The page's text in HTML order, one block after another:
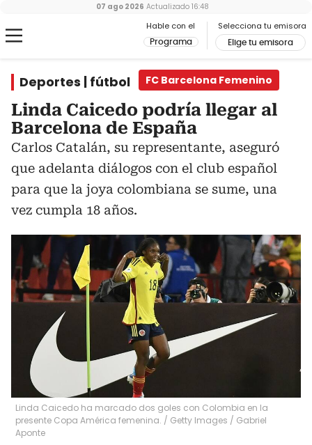
Hable con el
Programa
Selecciona tu emisora
Elige tu emisora
07 ago 2026 Actualizado 16:48
Deportes | fútbol FC Barcelona Femenino
Linda Caicedo podría llegar al
Barcelona de España
Carlos Catalán, su representante, aseguró
que adelanta diálogos con el club español
para que la joya colombiana se sume, una
vez cumpla 18 años.
Linda Caicedo ha marcado dos goles con Colombia en la
presente Copa América femenina. / Getty Images / Gabriel
Aponte